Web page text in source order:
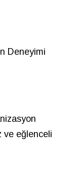
Deneyimi
ve eğlenceli